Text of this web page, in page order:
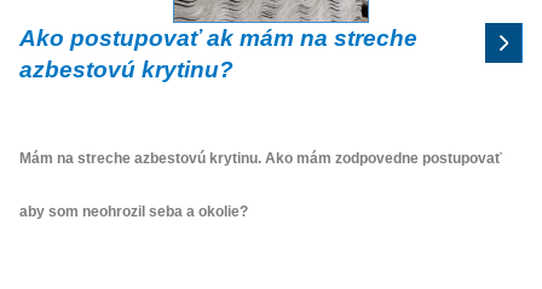
Ako postupovať ak mám na streche
azbestovú krytinu?
Mám na streche azbestovú krytinu. Ako mám zodpovedne postupovať
aby som neohrozil seba a okolie?